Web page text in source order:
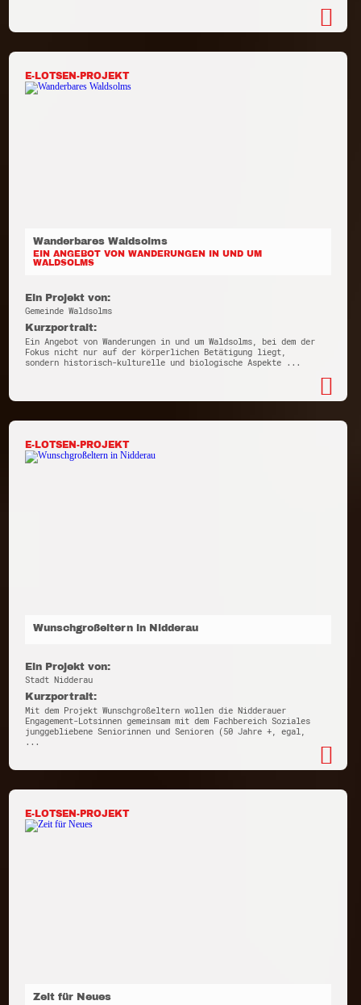
E-LOTSEN-PROJEKT
Wanderbares Waldsolms
EIN ANGEBOT VON WANDERUNGEN IN UND UM
WALDSOLMS
Ein Projekt von:
Gemeinde Waldsolms
Kurzportrait:
Ein Angebot von Wanderungen in und um Waldsolms, bei dem der
Fokus nicht nur auf der körperlichen Betätigung liegt,
sondern historisch-kulturelle und biologische Aspekte ...
E-LOTSEN-PROJEKT
Wunschgroßeltern in Nidderau
Ein Projekt von:
Stadt Nidderau
Kurzportrait:
Mit dem Projekt Wunschgroßeltern wollen die Nidderauer
Engagement-Lotsinnen gemeinsam mit dem Fachbereich Soziales
junggebliebene Seniorinnen und Senioren (50 Jahre +, egal,
...
E-LOTSEN-PROJEKT
Zeit für Neues